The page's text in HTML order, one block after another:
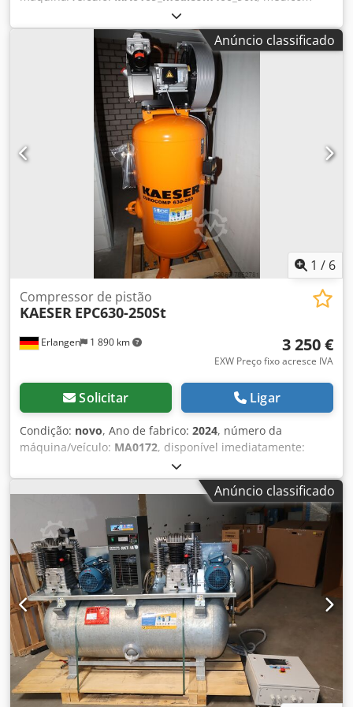
400/90 K compressor de pistão dentário usado com
exaustor insonorizado com tanque de ar comprimido de 90
litros Codeg Tdwcepfx Agrorf Ano: 2004 bom estado
Especificações técnicas: Potência do motor: 2,4 kW Taxa de
entrega 280 l / min Pressão: 7 bar C x P x A: 1180 mm x 520
mm x 980 mm
Anúncio classificado
1 / 6
Erlangen 1 890 km
Compressor de pistão
KAESER EPC630-250St
3 250 €
EXW Preço fixo acresce IVA
Solicitar Ligar
Condição: novo, Ano de fabrico: 2024, número da
máquina/veículo: MA0172, disponível imediatamente:
Compressor de pistão KAESER EPC 630-250 St novo - 10 bar
com recipiente pintado de 250 litros Crodpfxjity Dqj Agref
Ano de fabricação: 2024 2 cilindros pressão máxima: 10
bar Potência nominal: 3,0 kW Fluxo volumétrico a 6 bar:
410 l/min Fluxo volumétrico a 8 bar: 375 l/min Nível de
som: 75 dB(A) Saída de ar comprimido: 1/2" Dimensões
comprimento x largura x altura: 650 x 700 x 1810 mm Peso:
150kg Locação conveniente possível através do nosso
banco da casa. Visite nossa loja. Temos sempre uma
grande seleção de compressores novos e usados em
estoque!
Anúncio classificado